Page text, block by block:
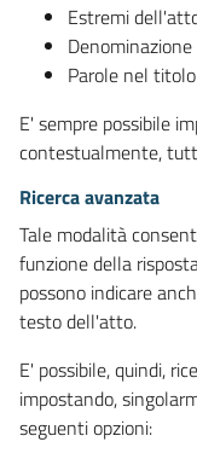
Estremi
Parole nel
E' sempre possibile
contestualmente,
Ricerca avanzata
Tale modalità
funzione della
possono indicare
testo dell'atto.
E' possibile, quindi,
impostando,
seguenti opzioni: